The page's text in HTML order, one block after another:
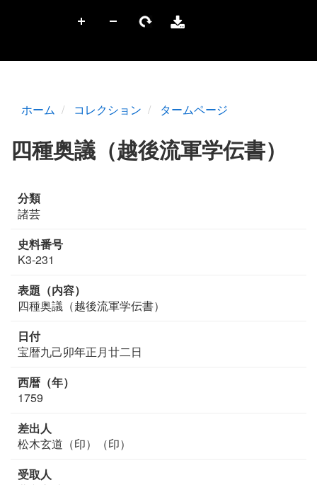
ホーム コレクション タームページ
四種奥議（越後流軍学伝書）
分類
諸芸
史料番号
K3-231
表題（内容）
四種奥議（越後流軍学伝書）
日付
宝暦九己卯年正月廿二日
西暦（年）
1759
差出人
松木玄道（印）（印）
受取人